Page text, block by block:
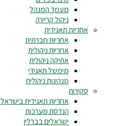
מעמד המנהל
ניהול קריירה
אחריות תאגידית
אחריות חברתית
אחריות ניהולית
אתיקה ניהולית
מימשל תאגידי
מנהיגות ניהולית
סקירות
אחריות תאגידית בישראל
הנדסת מערכות
ישראלים בברלין